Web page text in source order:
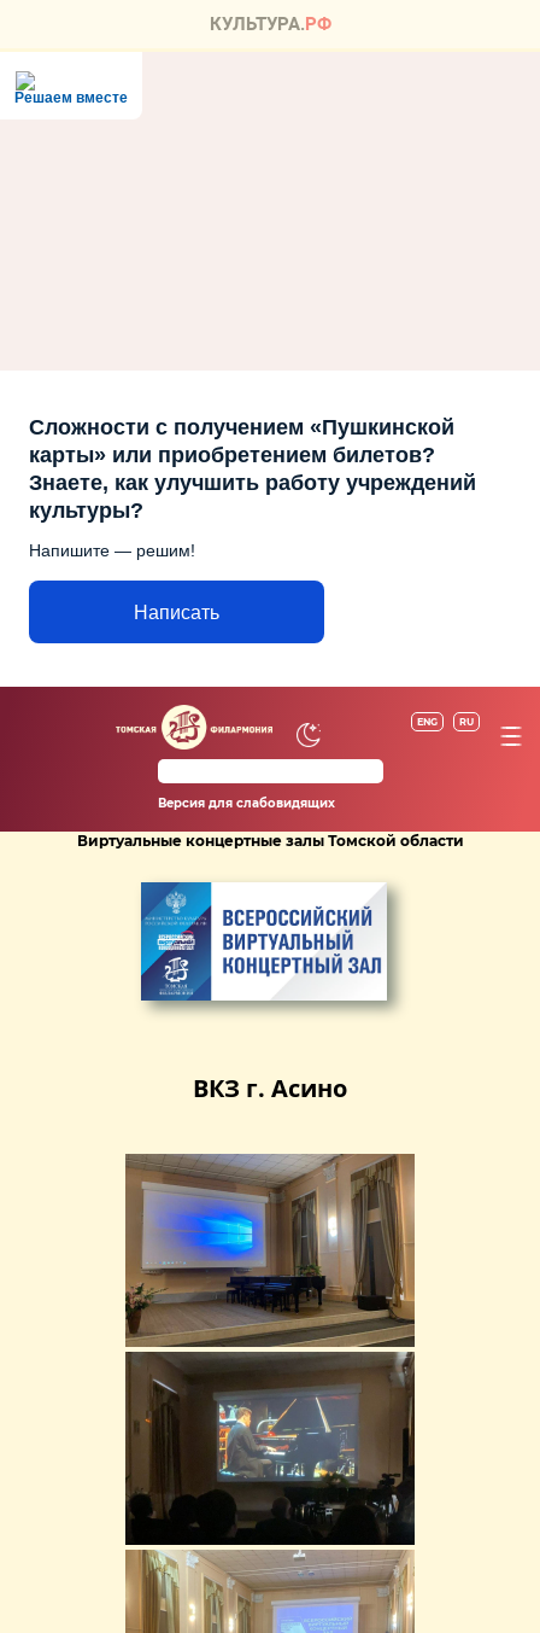
Решаем вместе
Сложности с получением «Пушкинской
карты» или приобретением билетов?
Знаете, как улучшить работу учреждений
культуры?
Напишите — решим!
Написать
ENG RU
Версия для слабовидящих
Виртуальные концертные залы Томской области
ВКЗ г. Асино